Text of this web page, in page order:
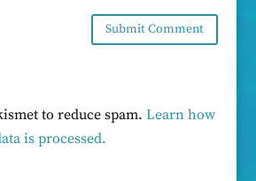
to reduce spam. Learn how
is processed.